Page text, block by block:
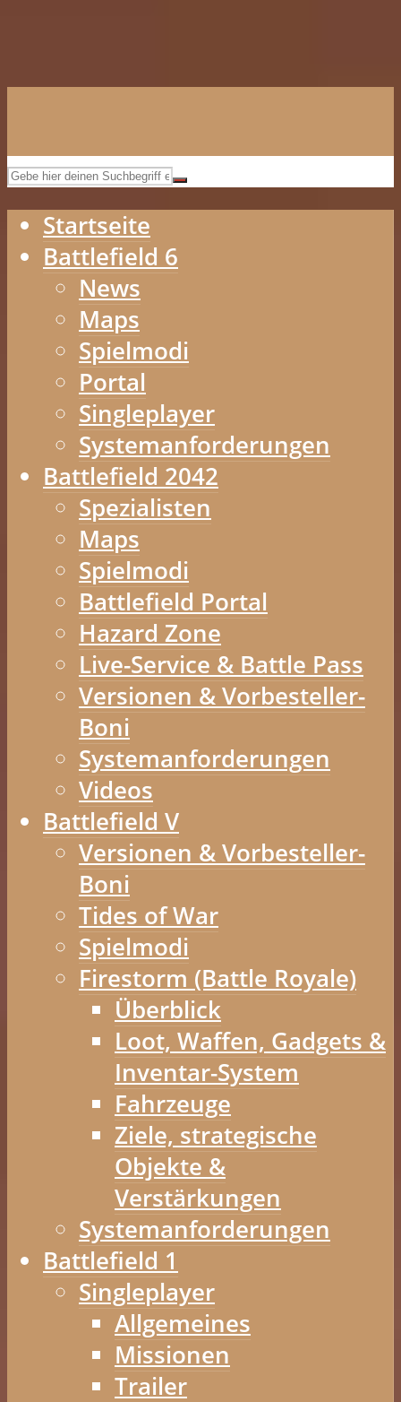
Startseite
Battlefield 6
News
Maps
Spielmodi
Portal
Singleplayer
Systemanforderungen
Battlefield 2042
Spezialisten
Maps
Spielmodi
Battlefield Portal
Hazard Zone
Live-Service & Battle Pass
Versionen & Vorbesteller-
Boni
Systemanforderungen
Videos
Battlefield V
Versionen & Vorbesteller-
Boni
Tides of War
Spielmodi
Firestorm (Battle Royale)
Überblick
Loot, Waffen, Gadgets &
Inventar-System
Fahrzeuge
Ziele, strategische
Objekte &
Verstärkungen
Systemanforderungen
Battlefield 1
Singleplayer
Allgemeines
Missionen
Trailer